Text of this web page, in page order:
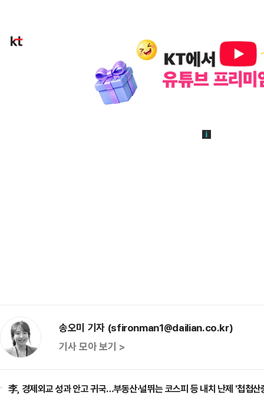
송오미 기자 (sfironman1@dailian.co.kr)
기사 모아 보기 >
李, 경제외교 성과 안고 귀국…부동산·널뛰는 코스피 등 내치 난제 '첩첩산